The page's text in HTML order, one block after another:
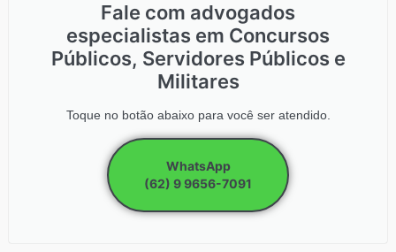
Fale com advogados
especialistas em Concursos
Públicos, Servidores Públicos e
Militares
Toque no botão abaixo para você ser atendido.
WhatsApp
(62) 9 9656-7091